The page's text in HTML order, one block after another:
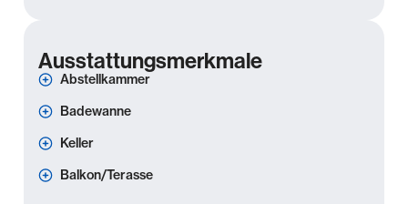
- Balkon (hofseitig)
- offene Wohnküche
- ruhig gelegenes Schlafzimmer
- Badezimmer mit Wanne
- Abstellraum (im Treppenhaus auf halber Treppe)
Ausstattungsmerkmale
Abstellkammer
Badewanne
Keller
Balkon/Terasse